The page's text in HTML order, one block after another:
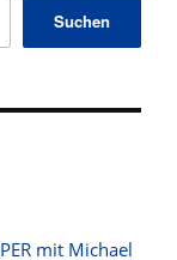
Suchen
mit Michael